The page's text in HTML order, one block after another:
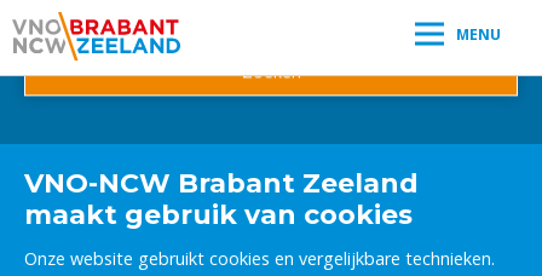
Leestijd:< 1minuutMkb’ers adviseren provincie over vinden
MENU
VNO-NCW Brabant Zeeland
maakt gebruik van cookies
Onze website gebruikt cookies en vergelijkbare technieken.